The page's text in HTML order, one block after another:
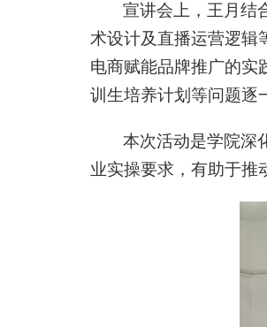
宣讲会上，王月结
术设计及直播运营逻辑
电商赋能品牌推广的实
训生培养计划等问题逐
本次活动是学院深
业实操要求，有助于推